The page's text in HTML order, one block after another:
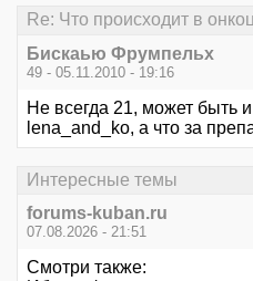
Re: Что происходит в
Бискаью Фрумпельх
49 - 05.11.2010 - 19:16
Не всегда 21, может быть
lena_and_ko, а что за
Интересные темы
forums-kuban.ru
07.08.2026 - 21:51
Смотри также: